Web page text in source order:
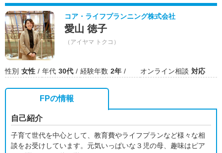
コア・ライフプランニング株式会社
愛山 徳子
（アイヤマ トクコ）
性別 女性 年代 30代 経験年数 2年 オンライン相談 対応
FPの情報
自己紹介
子育て世代を中心として、教育費やライフプランなど様々な相
談をお受けしています。元気いっぱいな３児の母、趣味はピア